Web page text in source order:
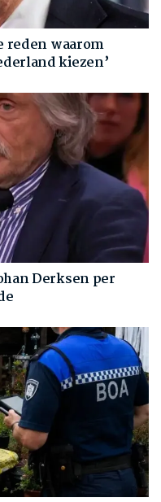
reden waarom
kiezen’
Derksen per